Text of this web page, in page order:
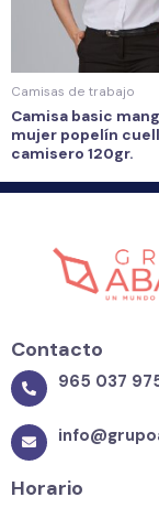
Camisas de trabajo
Camisa basic
mujer popelín
camisero 120gr.
Contacto
965 037
Horario